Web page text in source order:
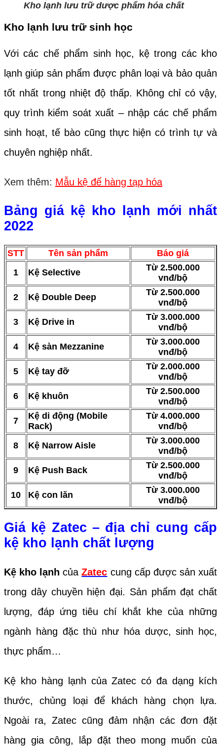
Kho lạnh lưu trữ dược phẩm hóa chất
Kho lạnh lưu trữ sinh học
Với các chế phẩm sinh học, kệ trong các kho
lạnh giúp sản phẩm được phân loại và bảo quản
tốt nhất trong nhiệt độ thấp. Không chỉ có vậy,
quy trình kiểm soát xuất – nhập các chế phẩm
sinh hoạt, tế bào cũng thực hiện có trình tự và
chuyên nghiệp nhất.
Xem thêm: Mẫu kệ để hàng tạp hóa
Bảng giá kệ kho lạnh mới nhất
2022
STT Tên sản phẩm
Báo giá
1
Kệ Selective
Từ 2.500.000
vnđ/bộ
2
Kệ Double Deep
Từ 2.500.000
vnđ/bộ
3
Kệ Drive in
Từ 3.000.000
vnđ/bộ
4
Kệ sàn Mezzanine
Từ 3.000.000
vnđ/bộ
5
Kệ tay đỡ
Từ 2.000.000
vnđ/bộ
6
Kệ khuôn
Từ 2.500.000
vnđ/bộ
7
Kệ di động (Mobile
Rack)
Từ 4.000.000
vnđ/bộ
8
Kệ Narrow Aisle
Từ 3.000.000
vnđ/bộ
9
Kệ Push Back
Từ 2.500.000
vnđ/bộ
10
Kệ con lăn
Từ 3.000.000
vnđ/bộ
Giá kệ Zatec – địa chỉ cung cấp
kệ kho lạnh chất lượng
Kệ kho lạnh củaZatec cung cấp được sản xuất
trong dây chuyền hiện đại. Sản phẩm đạt chất
lượng, đáp ứng tiêu chí khắt khe của những
ngành hàng đặc thù như hóa dược, sinh học,
thực phẩm…
Kệ kho hàng lạnh của Zatec có đa dạng kích
thước, chủng loại để khách hàng chọn lựa.
Ngoài ra, Zatec cũng đảm nhận các đơn đặt
hàng gia công, lắp đặt theo mong muốn của